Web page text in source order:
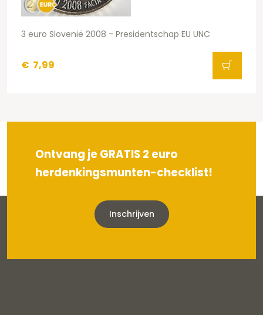
3 euro Slovenië 2008 - Presidentschap EU UNC
€ 7,99
Ontvang je GRATIS 2 euro
herdenkingsmunten-checklist!
Inschrijven